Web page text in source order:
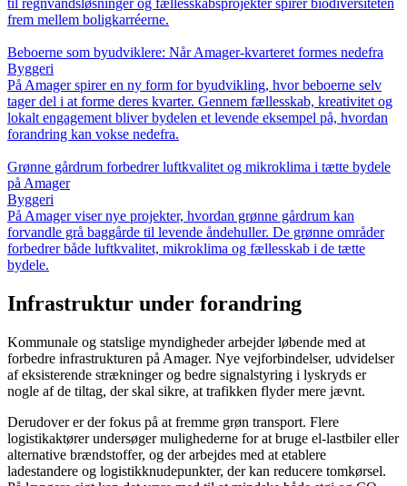
frem mellem boligkarréerne.
Beboerne som byudviklere: Når Amager-kvarteret formes nedefra
Byggeri
På Amager spirer en ny form for byudvikling, hvor beboerne selv
tager del i at forme deres kvarter. Gennem fællesskab, kreativitet og
lokalt engagement bliver bydelen et levende eksempel på, hvordan
forandring kan vokse nedefra.
Grønne gårdrum forbedrer luftkvalitet og mikroklima i tætte bydele
på Amager
Byggeri
På Amager viser nye projekter, hvordan grønne gårdrum kan
forvandle grå baggårde til levende åndehuller. De grønne områder
forbedrer både luftkvalitet, mikroklima og fællesskab i de tætte
bydele.
Infrastruktur under forandring
Kommunale og statslige myndigheder arbejder løbende med at
forbedre infrastrukturen på Amager. Nye vejforbindelser, udvidelser
af eksisterende strækninger og bedre signalstyring i lyskryds er
nogle af de tiltag, der skal sikre, at trafikken flyder mere jævnt.
Derudover er der fokus på at fremme grøn transport. Flere
logistikaktører undersøger mulighederne for at bruge el-lastbiler eller
alternative brændstoffer, og der arbejdes med at etablere
ladestandere og logistikknudepunkter, der kan reducere tomkørsel.